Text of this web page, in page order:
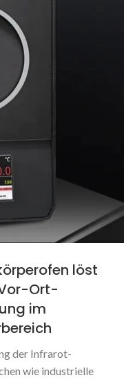
löst
Ort-
im
der Infrarot-
wie industrielle